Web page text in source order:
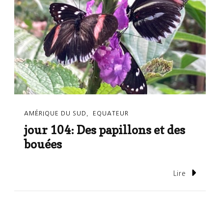
AMÉRIQUE DU SUD EQUATEUR
jour 104: Des papillons et des
bouées
Lire